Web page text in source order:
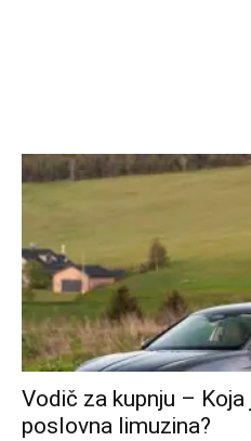
Vodič za kupnju –
poslovna limuzina?